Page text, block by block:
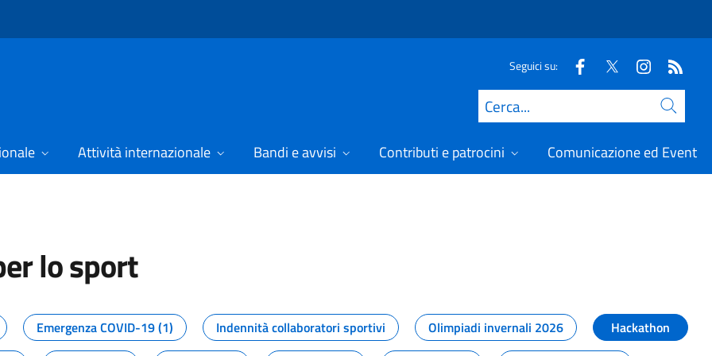
Seguici su:
Cerca
Attività internazionale Bandi e avvisi Contributi e patrocini Comunicazione ed Eventi
lo sport
dal Dipartimento per lo sport
Emergenza COVID-19 (1) Indennità collaboratori sportivi Olimpiadi invernali 2026
Hackathon